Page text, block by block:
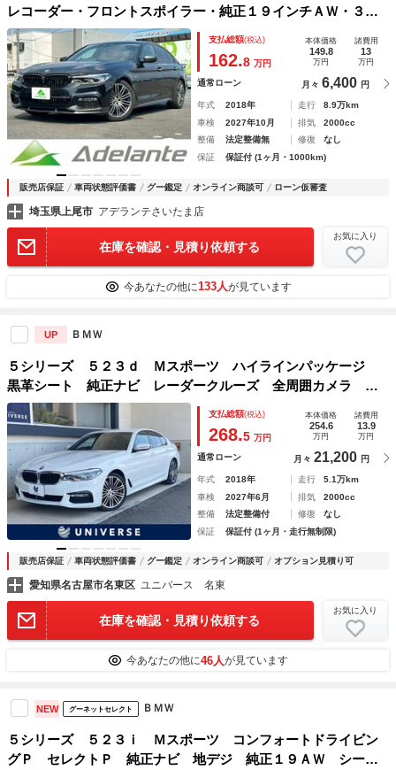
レコーダー・フロントスポイラー・純正１９インチＡＷ・３６
０°カメラ・地デジＴＶ・パドルシフト・アイドリングストッ
プ・パワートランク・ユーザー買取車・シートヒーター・ＥＴ
Ｃ
支払総額(税込)
162.8 万円
本体価格
149.8
万円
諸費用
13
万円
通常ローン 月々 6,400 円
年式 2018年 走行
8.9万km
車検
2027年10月 排気
2000cc
整備
法定整備無 修復
なし
保証
保証付 (1ヶ月・1000km)
販売店保証 車両状態評価書 グー鑑定 オンライン商談可 ローン仮審査
埼玉県上尾市 アデランテさいたま店
在庫を確認・見積り依頼する
お気に入り
今あなたの他に133人が見ています
UP ＢＭＷ
５シリーズ ５２３ｄ Ｍスポーツ ハイラインパッケージ
黒革シート 純正ナビ レーダークルーズ 全周囲カメラ 前
席シートヒーター 前席パワーシート コンフォートアクセ
ス パワーバックドア ＥＴＣ車載器 ＬＥＤヘッドライト
禁煙車
支払総額(税込)
268.5 万円
本体価格
254.6
万円
諸費用
13.9
万円
通常ローン 月々 21,200 円
年式 2018年 走行
5.1万km
車検
2027年6月 排気
2000cc
整備
法定整備付 修復
なし
保証
保証付 (1ヶ月・走行無制限)
販売店保証 車両状態評価書 グー鑑定 オンライン商談可 オプション見積り可
愛知県名古屋市名東区 ユニバース 名東
在庫を確認・見積り依頼する
お気に入り
今あなたの他に46人が見ています
NEW グーネットセレクト ＢＭＷ
５シリーズ ５２３ｉ Ｍスポーツ コンフォートドライビン
グＰ セレクトＰ 純正ナビ 地デジ 純正１９ＡＷ シート